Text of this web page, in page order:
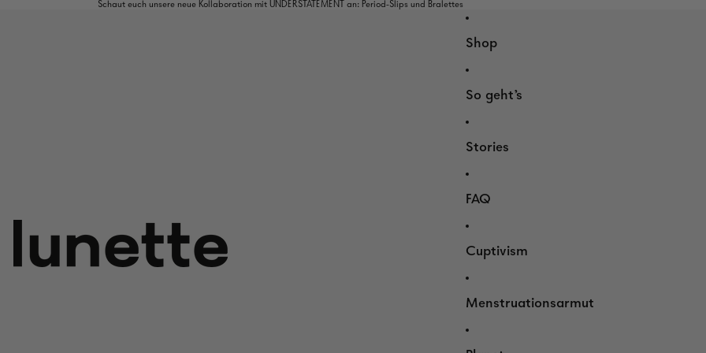
Schaut euch unsere neue Kollaboration mit UNDERSTATEMENT an: Period-Slips und Bralettes
Shop
So geht's
Stories
FAQ
Cuptivism
Menstruationsarmut